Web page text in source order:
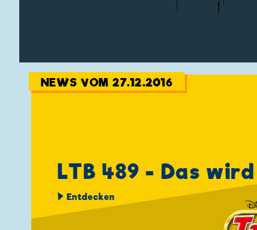
NEWS VOM 27.12.2016
LTB 489 - Das
Entdecken